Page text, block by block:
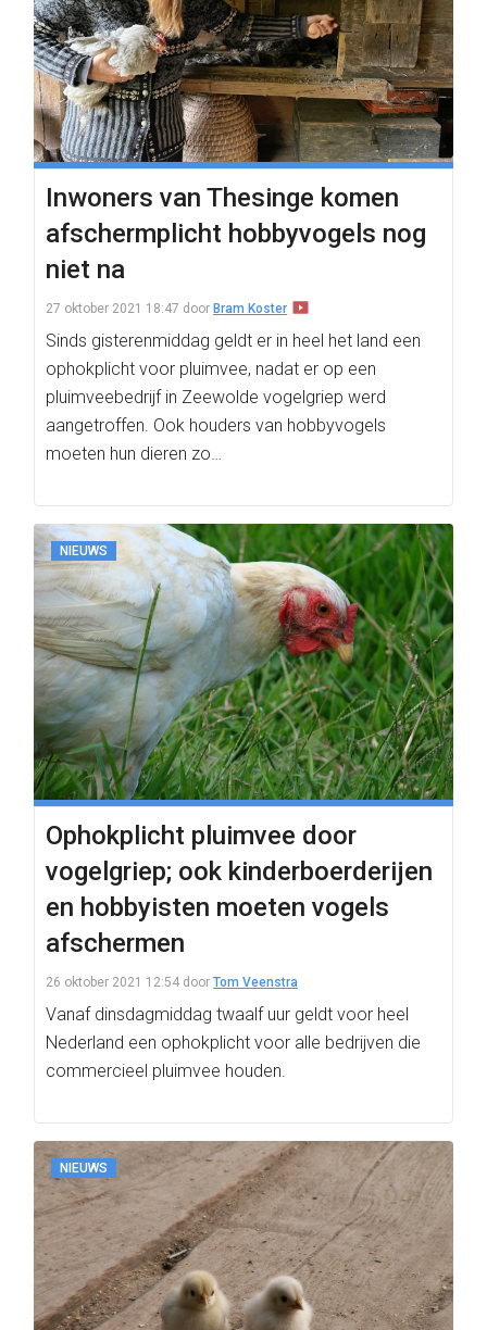
Inwoners van Thesinge komen
afschermplicht hobbyvogels nog
niet na
27 oktober 2021 18:47 door Bram Koster
Sinds gisterenmiddag geldt er in heel het land een
ophokplicht voor pluimvee, nadat er op een
pluimveebedrijf in Zeewolde vogelgriep werd
aangetroffen. Ook houders van hobbyvogels
moeten hun dieren zo…
NIEUWS
Ophokplicht pluimvee door
vogelgriep; ook kinderboerderijen
en hobbyisten moeten vogels
afschermen
26 oktober 2021 12:54 door Tom Veenstra
Vanaf dinsdagmiddag twaalf uur geldt voor heel
Nederland een ophokplicht voor alle bedrijven die
commercieel pluimvee houden.
NIEUWS